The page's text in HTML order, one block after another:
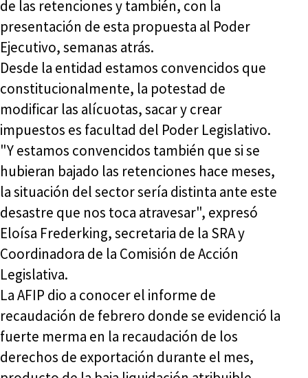
de las retenciones y también, con la
presentación de esta propuesta al Poder
Ejecutivo, semanas atrás.
Desde la entidad estamos convencidos que
constitucionalmente, la potestad de
modificar las alícuotas, sacar y crear
impuestos es facultad del Poder Legislativo.
"Y estamos convencidos también que si se
hubieran bajado las retenciones hace meses,
la situación del sector sería distinta ante este
desastre que nos toca atravesar", expresó
Eloísa Frederking, secretaria de la SRA y
Coordinadora de la Comisión de Acción
Legislativa.
La AFIP dio a conocer el informe de
recaudación de febrero donde se evidenció la
fuerte merma en la recaudación de los
derechos de exportación durante el mes,